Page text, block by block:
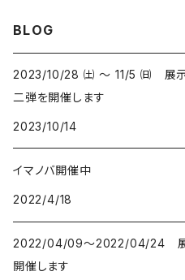
プリント
イヌ-DOGS
シカ - DEERS
2013 きのうのすきま2
2013 a69かみもの展
BLOG
2023/10/28 ㈯ ～ 11/5 ㈰ 展示
二弾を開催します
2023/10/14
イマノバ開催中
2022/4/18
2022/04/09～2022/04/24 展示
開催します